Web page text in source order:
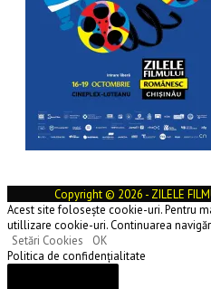
Copyright © 2026 - ZILELE
Acest site folosește cookie-uri. Pentru
utillizare cookie-uri. Continuarea
Setări Cookies
OK
Politica de confidențialitate